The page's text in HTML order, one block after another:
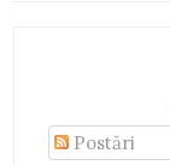
Postări